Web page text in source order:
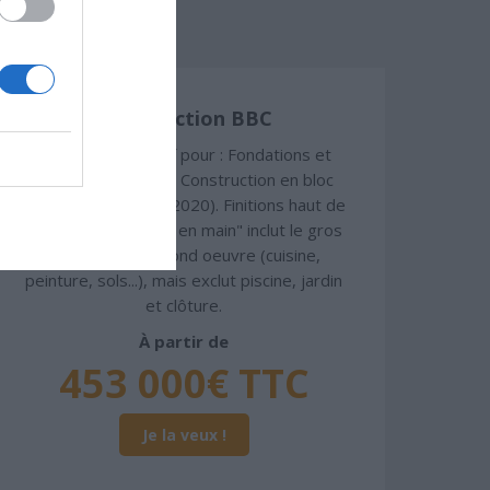
Construction BBC
Chiffrage estimatif pour : Fondations et
normes standards. Construction en bloc
coffrant isolant (RT 2020). Finitions haut de
gamme. Le prix "clé en main" inclut le gros
oeuvre et le second oeuvre (cuisine,
peinture, sols...), mais exclut piscine, jardin
et clôture.
À partir de
453 000€ TTC
Je la veux !